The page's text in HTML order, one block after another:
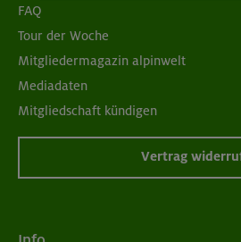
FAQ
Tour der Woche
Mitgliedermagazin alpinwelt
Mediadaten
Mitgliedschaft kündigen
Vertrag